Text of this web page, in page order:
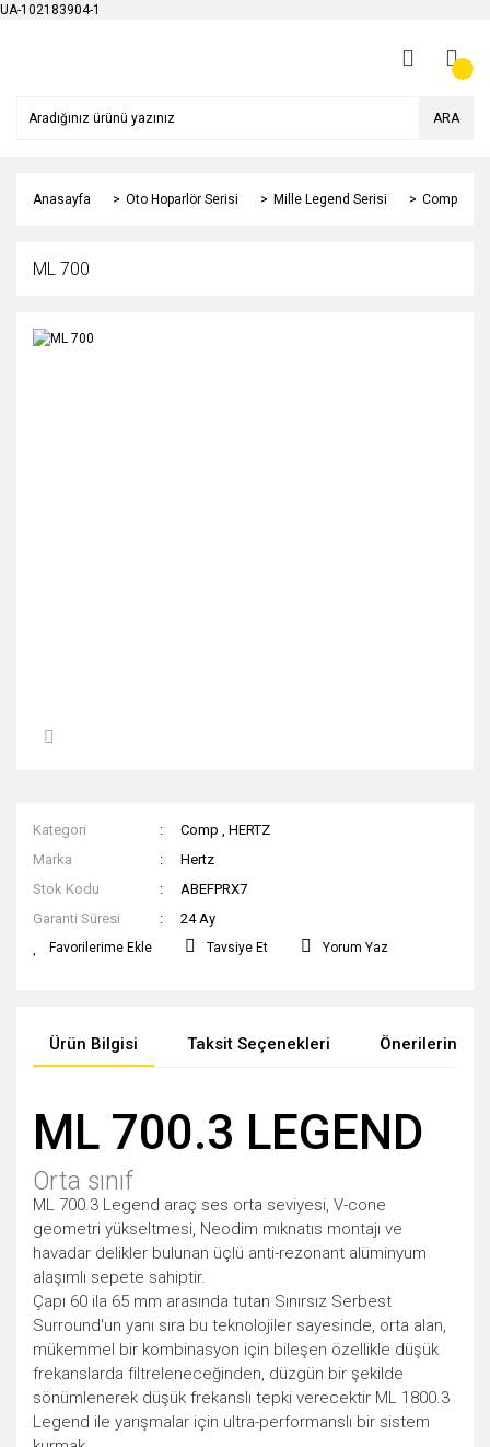
UA-102183904-1
ARA
Anasayfa Oto Hoparlör Serisi Mille Legend Serisi Comp
ML 700
Kategori Comp ,HERTZ
Marka
Hertz
Stok Kodu
ABEFPRX7
Garanti Süresi
24 Ay
Tavsiye Et Yorum Yaz
Ürün Bilgisi Taksit Seçenekleri Önerileriniz
ML 700.3 LEGEND
Orta sınıf
ML 700.3 Legend araç ses orta seviyesi, V-cone
geometri yükseltmesi, Neodim mıknatıs montajı ve
havadar delikler bulunan üçlü anti-rezonant alüminyum
alaşımlı sepete sahiptir.
Çapı 60 ila 65 mm arasında tutan Sınırsız Serbest
Surround'un yanı sıra bu teknolojiler sayesinde, orta alan,
mükemmel bir kombinasyon için bileşen özellikle düşük
frekanslarda filtreleneceğinden, düzgün bir şekilde
sönümlenerek düşük frekanslı tepki verecektir ML 1800.3
Legend ile yarışmalar için ultra-performanslı bir sistem